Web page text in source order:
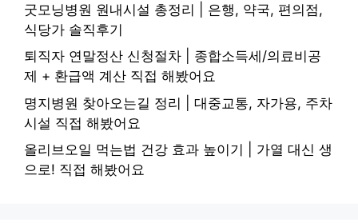
굿모닝병원 원내시설 총정리 | 은행, 약국, 편의점,
식당가 솔직후기
퇴직자 연말정산 신청절차 | 종합소득세/의료비공
제 + 환급액 계산 직접 해봤어요
명지병원 찾아오는길 정리 | 대중교통, 자가용, 주차
시설 직접 해봤어요
올리브오일 먹는법 건강 효과 높이기 | 가열 대신 생
으로! 직접 해봤어요